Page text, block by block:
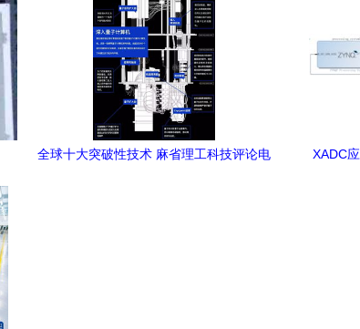
技术前沿发展
全球十大突破性技术 麻省理工科技评论电
XADC